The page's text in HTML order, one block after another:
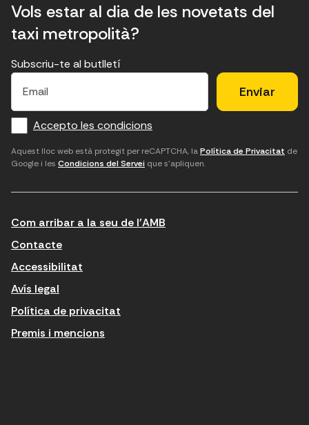
Vols estar al dia de les novetats del
taxi metropolità?
E
f
o
r
m
i
n
t
u
E
c
a
m
p
r
r
e
e
H
u
d
'
a
e
p
t
e
×
Subscriu-te al butlletí
E
a
i
Accepto les condicions
Aquest lloc web està protegit per reCAPTCHA, laPolítica de Privacitat de
Google i les Condicions del Servei que s'apliquen.
Com arribar a la seu de l'AMB
Contacte
Accessibilitat
Avís legal
Política de privacitat
Premis i mencions